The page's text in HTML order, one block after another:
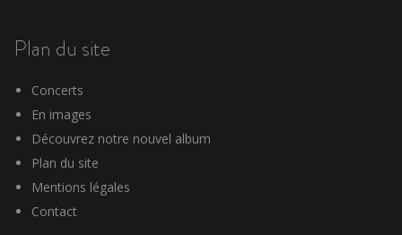
Plan du site
Concerts
En images
Découvrez notre nouvel album
Plan du site
Mentions légales
Contact